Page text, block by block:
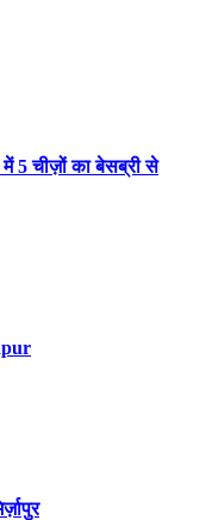
5 चीज़ों का बेसब्री से